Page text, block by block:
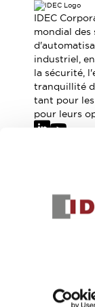
Où acheter
Distributeurs en
IDEC
mondial des
industriel,
la sécurité,
tranquillité
tant pour
pour leurs